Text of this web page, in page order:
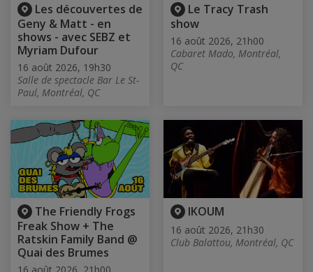
Les découvertes de
Geny & Matt - en
shows - avec SEBZ et
Myriam Dufour
16 août 2026, 19h30
Salle de spectacle Bar Le St-
Paul, Montréal, QC
Le Tracy Trash
show
16 août 2026, 21h00
Cabaret Mado, Montréal,
QC
The Friendly Frogs
Freak Show + The
Ratskin Family Band @
Quai des Brumes
IKOUM
16 août 2026, 21h30
Club Balattou, Montréal, QC